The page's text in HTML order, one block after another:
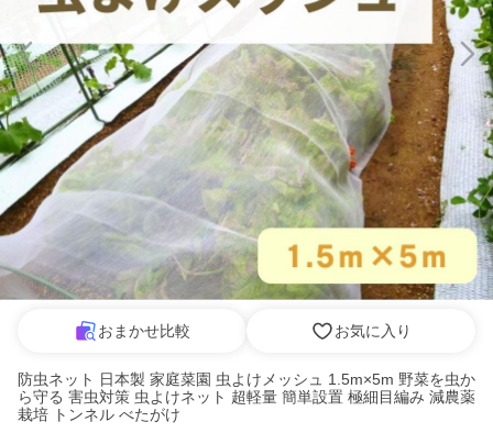
おまかせ比較 お気に入り
防虫ネット 日本製 家庭菜園 虫よけメッシュ 1.5m×5m 野菜を虫か
ら守る 害虫対策 虫よけネット 超軽量 簡単設置 極細目編み 減農薬
栽培 トンネル べたがけ